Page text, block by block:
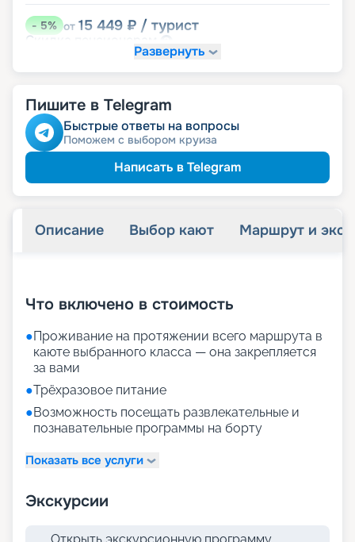
-5% от 15 449 ₽ / турист
Скидка
Развернуть
Пишите в Telegram
Быстрые ответы на вопросы
Поможем с выбором круиза
Написать в Telegram
Описание Выбор кают Маршрут и
Что включено в стоимость
●Проживание на протяжении всего маршрута в
каюте выбранного класса — она закрепляется
за вами
●Трёхразовое питание
●Возможность посещать развлекательные и
познавательные программы на борту
Показать все услуги
Экскурсии